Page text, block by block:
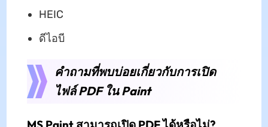
HEIC
ดีไอบี
คำถามที่พบบ่อยเกี่ยวกับการเปิด
ไฟล์ PDF ใน Paint